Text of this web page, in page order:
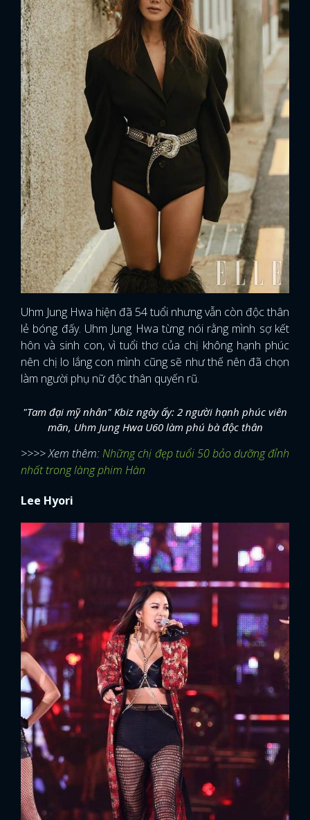
Uhm Jung Hwa hiện đã 54 tuổi nhưng vẫn còn độc thân
lẻ bóng đấy. Uhm Jung Hwa từng nói rằng mình sợ kết
hôn và sinh con, vì tuổi thơ của chị không hạnh phúc
nên chị lo lắng con mình cũng sẽ như thế nên đã chọn
làm người phụ nữ độc thân quyến rũ.
"Tam đại mỹ nhân" Kbiz ngày ấy: 2 người hạnh phúc viên
mãn, Uhm Jung Hwa U60 làm phú bà độc thân
>>>> Xem thêm:Những chị đẹp tuổi 50 bảo dưỡng đỉnh
nhất trong làng phim Hàn
Lee Hyori